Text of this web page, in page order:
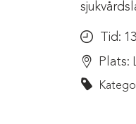
Tid:
Plats: